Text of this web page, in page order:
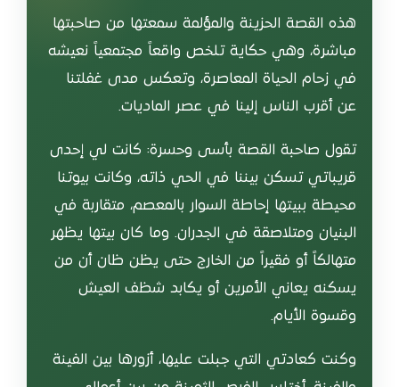
هذه القصة الحزينة والمؤلمة سمعتها من صاحبتها
مباشرة، وهي حكاية تلخص واقعاً مجتمعياً نعيشه
في زحام الحياة المعاصرة، وتعكس مدى غفلتنا
عن أقرب الناس إلينا في عصر الماديات.
تقول صاحبة القصة بأسى وحسرة: كانت لي إحدى
قريباتي تسكن بيننا في الحي ذاته، وكانت بيوتنا
محيطة ببيتها إحاطة السوار بالمعصم، متقاربة في
البنيان ومتلاصقة في الجدران. وما كان بيتها يظهر
متهالكاً أو فقيراً من الخارج حتى يظن ظان أن من
يسكنه يعاني الأمرين أو يكابد شظف العيش
وقسوة الأيام.
وكنت كعادتي التي جبلت عليها، أزورها بين الفينة